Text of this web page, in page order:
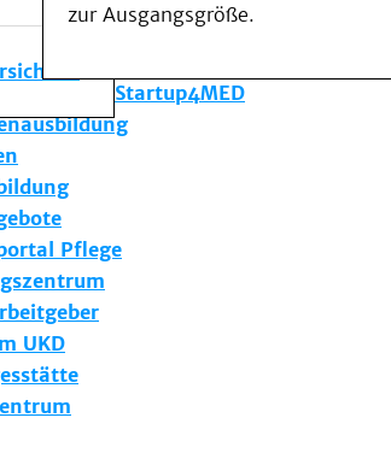
zur Ausgangsgröße.
am UKD
Lehre
Startup4MED
Pflege
UKD